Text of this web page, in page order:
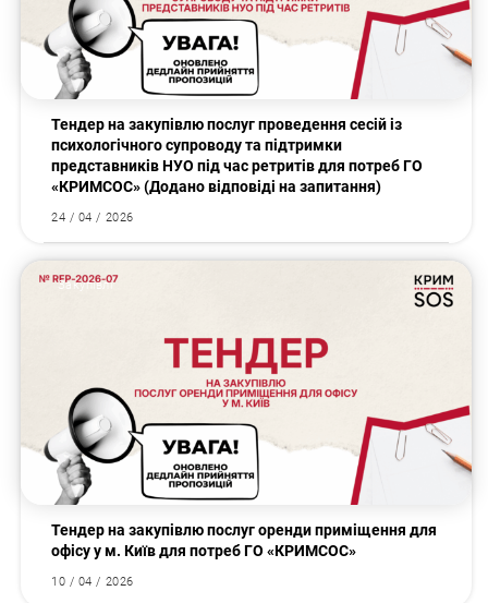
Тендер на закупівлю послуг проведення сесій із
психологічного супроводу та підтримки
представників НУО під час ретритів для потреб ГО
«КРИМСОС» (Додано відповіді на запитання)
24 / 04 / 2026
Закупівлі
Тендер на закупівлю послуг оренди приміщення для
офісу у м. Київ для потреб ГО «КРИМСОС»
10 / 04 / 2026